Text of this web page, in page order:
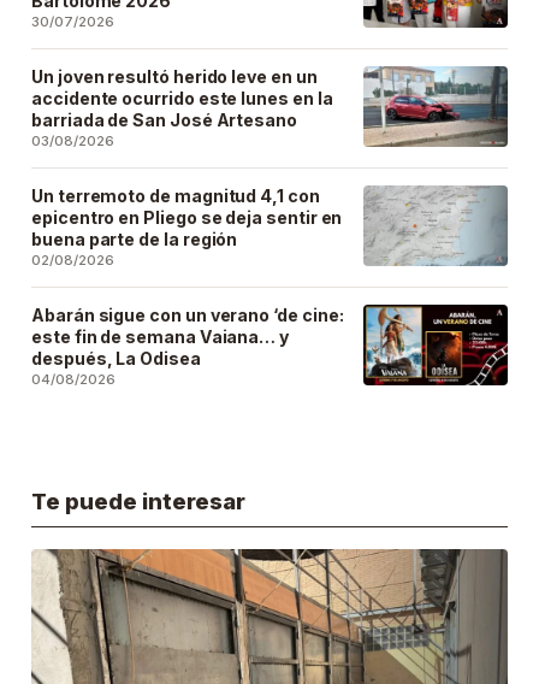
30/07/2026
Un joven resultó herido leve en un
accidente ocurrido este lunes en la
barriada de San José Artesano
03/08/2026
Un terremoto de magnitud 4,1 con
epicentro en Pliego se deja sentir en
buena parte de la región
02/08/2026
Abarán sigue con un verano ‘de cine:
este fin de semana Vaiana… y
después, La Odisea
04/08/2026
Te puede interesar